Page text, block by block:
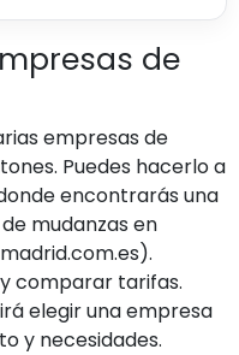
de
empresas de
Puedes hacerlo a
encontrarás una
mudanzas en
comparar tarifas.
elegir una empresa
y necesidades.